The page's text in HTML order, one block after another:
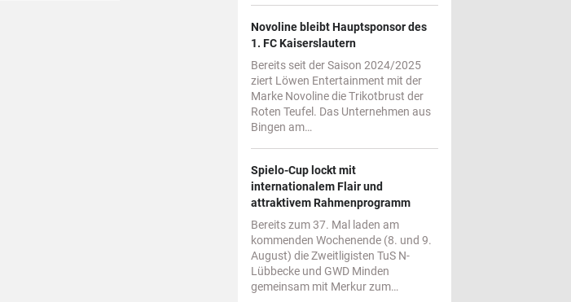
Novoline bleibt Hauptsponsor des
1. FC Kaiserslautern
Bereits seit der Saison 2024/2025
ziert Löwen Entertainment mit der
Marke Novoline die Trikotbrust der
Roten Teufel. Das Unternehmen aus
Bingen am…
Spielo-Cup lockt mit
internationalem Flair und
attraktivem Rahmenprogramm
Bereits zum 37. Mal laden am
kommenden Wochenende (8. und 9.
August) die Zweitligisten TuS N-
Lübbecke und GWD Minden
gemeinsam mit Merkur zum…